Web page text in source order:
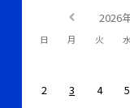
2026
日 月 火
2
3 4 5